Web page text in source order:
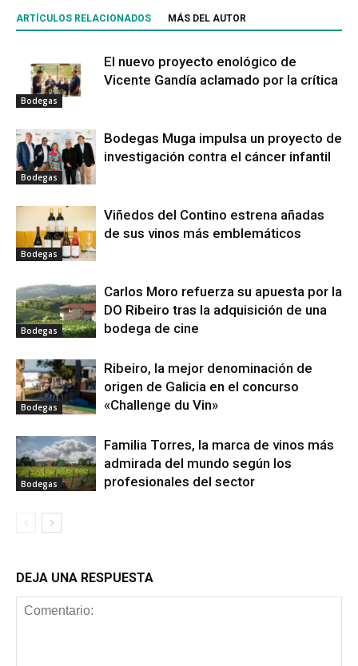
ARTÍCULOS RELACIONADOS MÁS DEL AUTOR
Bodegas
El nuevo proyecto enológico de
Vicente Gandía aclamado por la crítica
Bodegas
Bodegas Muga impulsa un proyecto de
investigación contra el cáncer infantil
Bodegas
Viñedos del Contino estrena añadas
de sus vinos más emblemáticos
Bodegas
Carlos Moro refuerza su apuesta por la
DO Ribeiro tras la adquisición de una
bodega de cine
Bodegas
Ribeiro, la mejor denominación de
origen de Galicia en el concurso
«Challenge du Vin»
Bodegas
Familia Torres, la marca de vinos más
admirada del mundo según los
profesionales del sector
DEJA UNA RESPUESTA